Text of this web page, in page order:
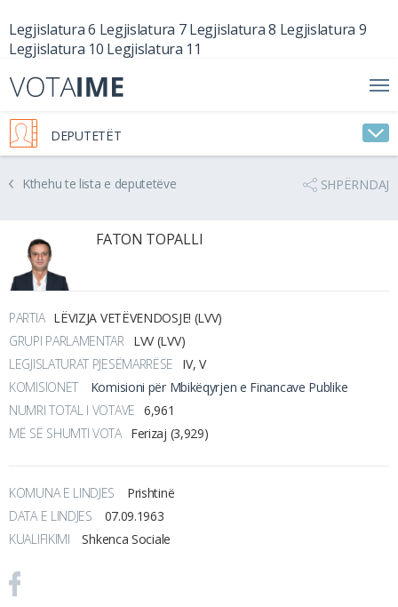
Legjislatura 6 Legjislatura 7 Legjislatura 8 Legjislatura 9
Legjislatura 10 Legjislatura 11
DEPUTETËT
Kthehu te lista e deputetëve SHPËRNDAJ
FATON TOPALLI
PARTIA LËVIZJA VETËVENDOSJE! (LVV)
GRUPI PARLAMENTAR
LVV (LVV)
LEGJISLATURAT PJESËMARRËSE
IV, V
KOMISIONET
Komisioni për Mbikëqyrjen e Financave Publike
NUMRI TOTAL I VOTAVE 6,961
MË SË SHUMTI VOTA Ferizaj (3,929)
KOMUNA E LINDJES
Prishtinë
DATA E LINDJES
07.09.1963
KUALIFIKIMI
Shkenca Sociale